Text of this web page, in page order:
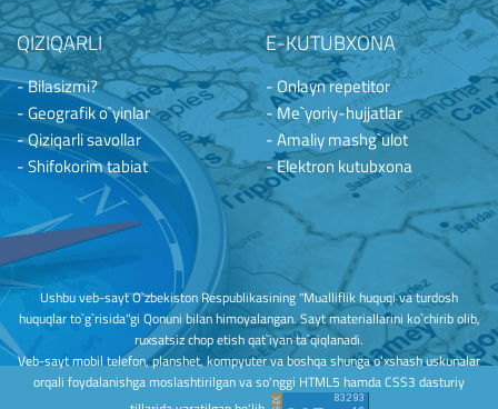
QIZIQARLI
- Bilasizmi?
- Geografik o`yinlar
- Qiziqarli savollar
- Shifokorim tabiat
E-KUTUBXONA
- Onlayn repetitor
- Me`yoriy-hujjatlar
- Amaliy mashg`ulot
- Elektron kutubxona
Ushbu veb-sayt O`zbekiston Respublikasining "Mualliflik huquqi va turdosh
huquqlar to`g`risida"gi Qonuni bilan himoyalangan. Sayt materiallarini ko`chirib olib,
ruxsatsiz chop etish qat`iyan ta`qiqlanadi.
Veb-sayt mobil telefon, planshet, kompyuter va boshqa shunga o'xshash uskunalar
orqali foydalanishga moslashtirilgan va so'nggi HTML5 hamda CSS3 dasturiy